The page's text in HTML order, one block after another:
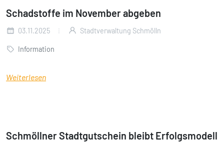
Schadstoffe im November abgeben
03.11.2025 Stadtverwaltung Schmölln
Information
Weiterlesen
Schmöllner Stadtgutschein bleibt Erfolgsmodell